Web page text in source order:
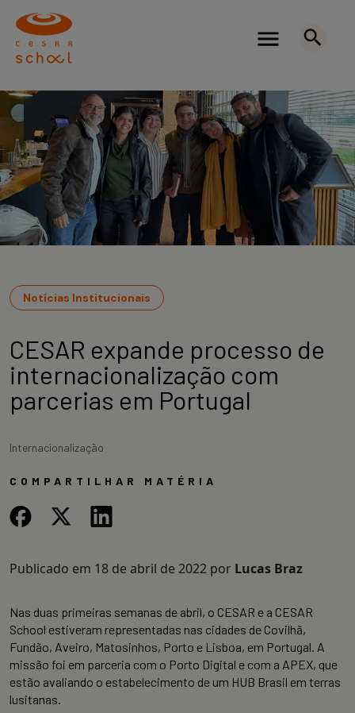
Notícias Institucionais
CESAR expande processo de
internacionalização com
parcerias em Portugal
Internacionalização
COMPARTILHAR MATÉRIA
Publicado em 18 de abril de 2022 por Lucas Braz
Nas duas primeiras semanas de abril, o CESAR e a CESAR
School estiveram representadas nas cidades de Covilhã,
Fundão, Aveiro, Matosinhos, Porto e Lisboa, em Portugal. A
missão foi em parceria com o Porto Digital e com a APEX, que
estão avaliando o estabelecimento de um HUB Brasil em terras
lusitanas.